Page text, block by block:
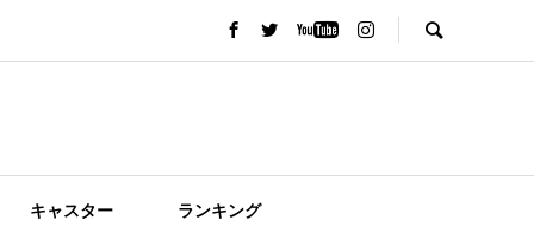
キャスター ランキング